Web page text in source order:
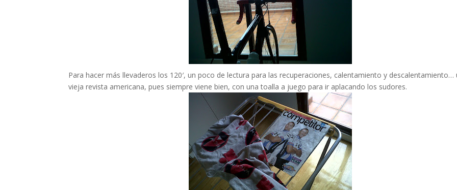
Para hacer más llevaderos los 120′, un poco de lectura para las recuperaciones, calentamiento y descalentamiento…
vieja revista americana, pues siempre viene bien, con una toalla a juego para ir aplacando los sudores.